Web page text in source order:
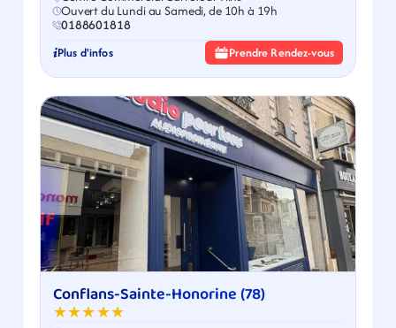
Ouvert du Lundi au Samedi, de 10h à 19h
0188601818
Plus d'infos Prendre Rendez-vous
Conflans-Sainte-Honorine (78)
★★★★★